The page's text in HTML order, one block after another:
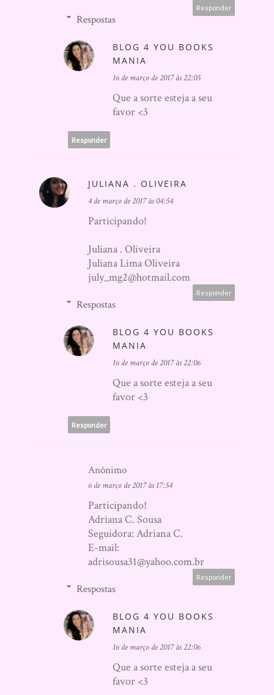
Responder
Respostas
BLOG 4 YOU BOOKS
MANIA
16 de março de 2017 às 22:05
Que a sorte esteja a seu
favor <3
Responder
JULIANA . OLIVEIRA
4 de março de 2017 às 04:54
Participando!
Juliana . Oliveira
Juliana Lima Oliveira
july_mg2@hotmail.com
Responder
Respostas
BLOG 4 YOU BOOKS
MANIA
16 de março de 2017 às 22:06
Que a sorte esteja a seu
favor <3
Responder
Anônimo
6 de março de 2017 às 17:54
Participando!
Adriana C. Sousa
Seguidora: Adriana C.
E-mail:
adrisousa31@yahoo.com.br
Responder
Respostas
BLOG 4 YOU BOOKS
MANIA
16 de março de 2017 às 22:06
Que a sorte esteja a seu
favor <3